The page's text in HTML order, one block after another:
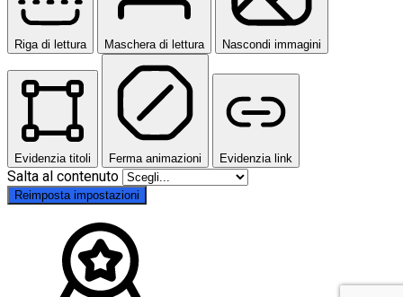
Riga di lettura Maschera di lettura Nascondi immagini
Evidenzia titoli Ferma animazioni Evidenzia link
Salta al contenuto
Reimposta impostazioni